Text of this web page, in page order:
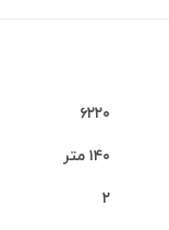
۶۲۲۰
۱۴۰ متر
۲